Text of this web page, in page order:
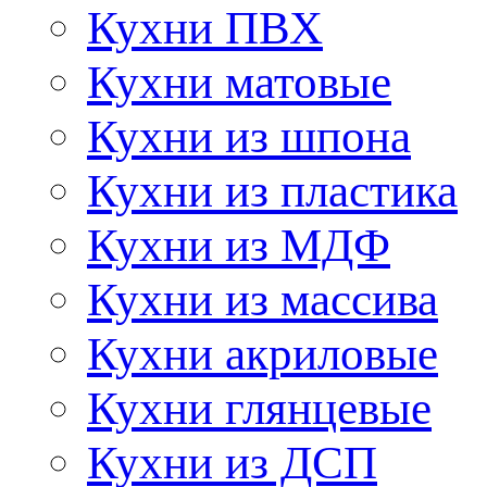
Кухни ПВХ
Кухни матовые
Кухни из шпона
Кухни из пластика
Кухни из МДФ
Кухни из массива
Кухни акриловые
Кухни глянцевые
Кухни из ДСП